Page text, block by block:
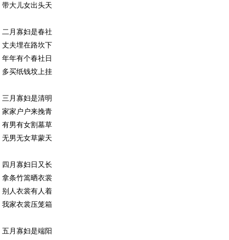
带大儿女出头天
二月寡妇是春社
丈夫埋在路坎下
年年有个春社日
多买纸钱坟上挂
三月寡妇是清明
家家户户来挽青
有男有女割墓草
无男无女草蒙天
四月寡妇日又长
拿条竹篙晒衣裳
别人衣裳有人着
我家衣裳压笼箱
五月寡妇是端阳